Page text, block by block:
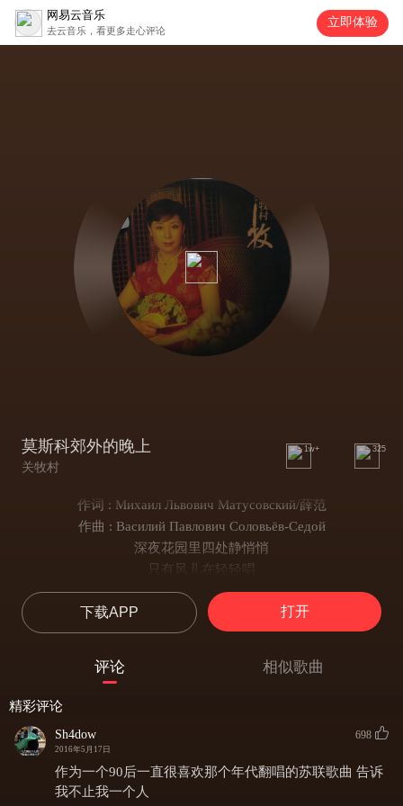
网易云音乐
去云音乐，看更多走心评论
立即体验
莫斯科郊外的晚上
关牧村
1w+ 325
作词 : Михаил Львович Матусовский/薛范
作曲 : Василий Павлович Соловьёв-Седой
深夜花园里四处静悄悄
只有风儿在轻轻唱
夜色多么好
心儿多爽朗
在这迷人的晚上
一阵清风一阵歌声
下载APP 打开
评论 相似歌曲
精彩评论
Sh4dow
2016年5月17日
698
作为一个90后一直很喜欢那个年代翻唱的苏联歌曲 告诉
我不止我一个人